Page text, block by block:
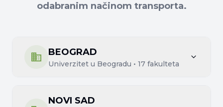
odabranim načinom transporta.
BEOGRAD
Univerzitet u Beogradu • 17 fakulteta
NOVI SAD